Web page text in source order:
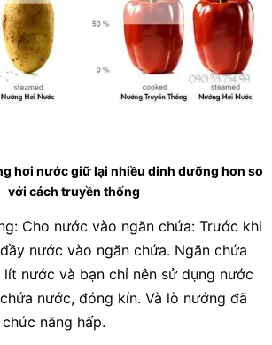
hơi nước giữ lại nhiều dinh dưỡng hơn so
với cách truyền thống
Cho nước vào ngăn chứa: Trước khi
nước vào ngăn chứa. Ngăn chứa
lít nước và bạn chỉ nên sử dụng nước
nước, đóng kín. Và lò nướng đã
năng hấp.